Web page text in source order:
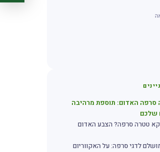
סרפה האדום: תוספת מרהיבה
שלכם
טטרה סרפה? הצבע האדום
לדגי סרפה: על האקווריום